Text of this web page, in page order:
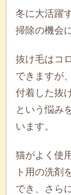
冬に大活躍
掃除の機会
抜け毛はコ
できますが
付着した抜
という悩み
います。
猫がよく使
ト用の洗剤
でき、さら